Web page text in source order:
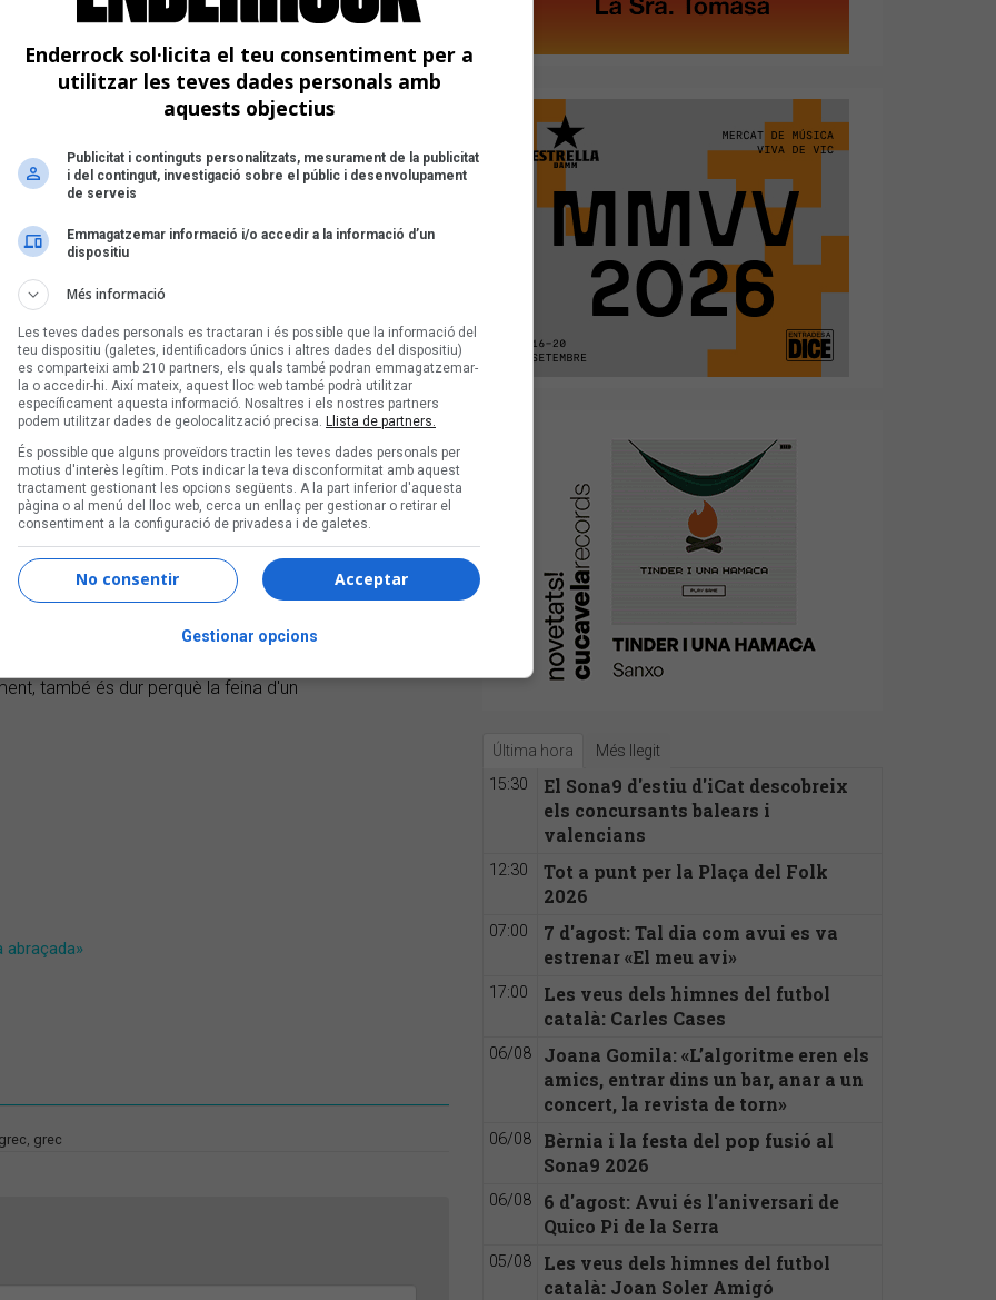
de les peces del repertori i com
cada cançó. "La primera cançó del
, que va ser el meu gran mestre;
original i la formació original
2001); 'L'home i l'elefant', que
Refreeper a laCobla Sant Jordi
amb la formació original fins a
que en si mateix ja és un menú
que he anat fent", detalla. Tot i
de cada cançó, l'artista
haurà algunes versions que no
cantarà una cançó que no està
a més de ser inèdit, serà únic.
difícil de muntar. Hi ha un munt de
estarem canviant la formació",
que això li suposa: "Que
també és dur perquè la feina d'un
abraçada»
grec
Última hora Més llegit
15:30
El Sona9 d'estiu d'iCat descobreix
els concursants balears i
valencians
12:30
Tot a punt per la Plaça del Folk
2026
07:00
7 d'agost: Tal dia com avui es va
estrenar «El meu avi»
17:00
Les veus dels himnes del futbol
català: Carles Cases
06/08
Joana Gomila: «L’algoritme eren els
amics, entrar dins un bar, anar a un
concert, la revista de torn»
06/08
Bèrnia i la festa del pop fusió al
Sona9 2026
06/08
6 d'agost: Avui és l'aniversari de
Quico Pi de la Serra
05/08
Les veus dels himnes del futbol
català: Joan Soler Amigó
Enderrock sol·licita el teu consentiment per a
utilitzar les teves dades personals amb
aquests objectius
Publicitat i continguts personalitzats, mesurament de la publicitat
i del contingut, investigació sobre el públic i desenvolupament
de serveis
Emmagatzemar informació i/o accedir a la informació d’un
dispositiu
Més informació
Les teves dades personals es tractaran i és possible que la informació del
teu dispositiu (galetes, identificadors únics i altres dades del dispositiu)
es comparteixi amb 210 partners, els quals també podran emmagatzemar-
la o accedir-hi. Així mateix, aquest lloc web també podrà utilitzar
específicament aquesta informació. Nosaltres i els nostres partners
podem utilitzar dades de geolocalització precisa. Llista de partners.
És possible que alguns proveïdors tractin les teves dades personals per
motius d'interès legítim. Pots indicar la teva disconformitat amb aquest
tractament gestionant les opcions següents. A la part inferior d'aquesta
pàgina o al menú del lloc web, cerca un enllaç per gestionar o retirar el
consentiment a la configuració de privadesa i de galetes.
Acceptar
No consentir
Gestionar opcions